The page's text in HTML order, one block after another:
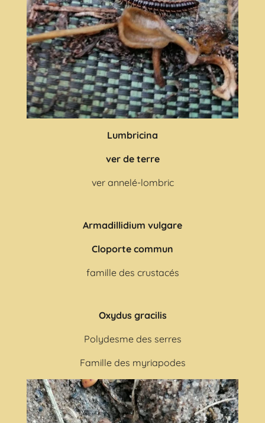
Lumbricina
ver de terre
ver annelé-lombric
Armadillidium vulgare
Cloporte commun
famille des crustacés
Oxydus gracilis
Polydesme des serres
Famille des myriapodes